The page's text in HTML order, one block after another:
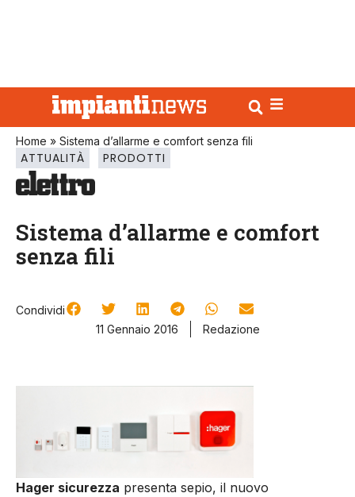
Home » Sistema d’allarme e comfort senza fili
ATTUALITÀ PRODOTTI
Sistema d’allarme e comfort
senza fili
Condividi
11 Gennaio 2016
Redazione
Hager sicurezza presenta sepio, il nuovo